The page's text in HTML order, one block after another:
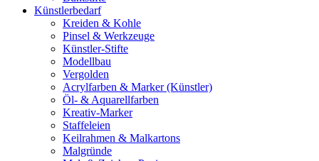
Künstlerbedarf
Kreiden & Kohle
Pinsel & Werkzeuge
Künstler-Stifte
Modellbau
Vergolden
Acrylfarben & Marker (Künstler)
Öl- & Aquarellfarben
Kreativ-Marker
Staffeleien
Keilrahmen & Malkartons
Malgründe